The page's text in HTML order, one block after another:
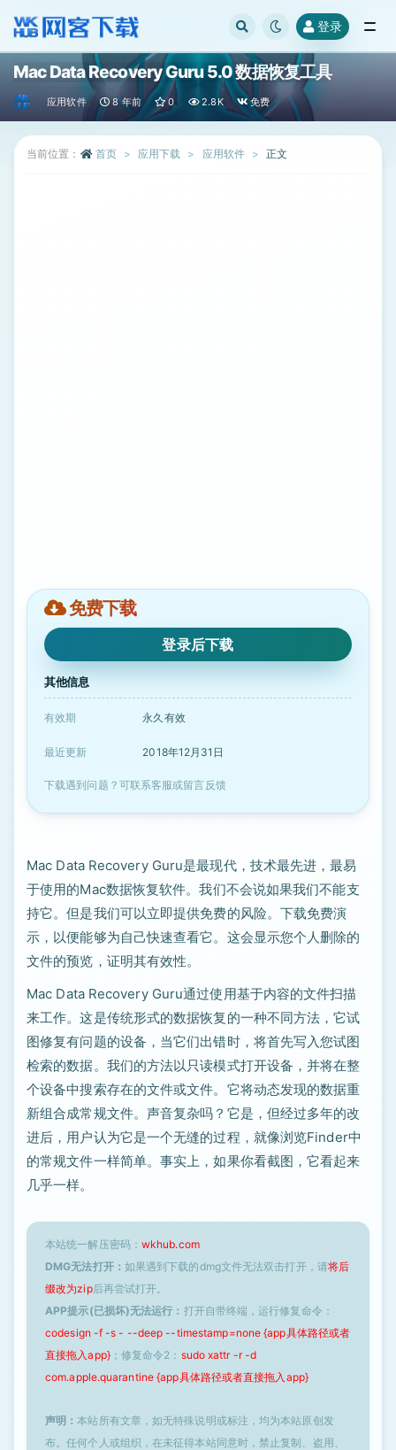
登录
Mac Data Recovery Guru 5.0 数据恢复工具
应用软件 8 年前 0 2.8K 免费
当前位置： 首页 应用下载 应用软件 正文
免费下载
登录后下载
其他信息
有效期 永久有效
最近更新 2018年12月31日
下载遇到问题？可联系客服或留言反馈
Mac Data Recovery Guru是最现代，技术最先进，最易
于使用的Mac数据恢复软件。我们不会说如果我们不能支
持它。但是我们可以立即提供免费的风险。下载免费演
示，以便能够为自己快速查看它。这会显示您个人删除的
文件的预览，证明其有效性。
Mac Data Recovery Guru通过使用基于内容的文件扫描
来工作。这是传统形式的数据恢复的一种不同方法，它试
图修复有问题的设备，当它们出错时，将首先写入您试图
检索的数据。我们的方法以只读模式打开设备，并将在整
个设备中搜索存在的文件或文件。它将动态发现的数据重
新组合成常规文件。声音复杂吗？它是，但经过多年的改
进后，用户认为它是一个无缝的过程，就像浏览Finder中
的常规文件一样简单。事实上，如果你看截图，它看起来
几乎一样。
本站统一解压密码： wkhub.com
DMG无法打开： 如果遇到下载的dmg文件无法双击打开，请将后
缀改为zip后再尝试打开。
APP提示(已损坏)无法运行： 打开自带终端，运行修复命令：
codesign -f -s - --deep --timestamp=none {app具体路径或者
直接拖入app}；修复命令2： sudo xattr -r -d
com.apple.quarantine {app具体路径或者直接拖入app}
声明：本站所有文章，如无特殊说明或标注，均为本站原创发
布。任何个人或组织，在未征得本站同意时，禁止复制、盗用、
全部